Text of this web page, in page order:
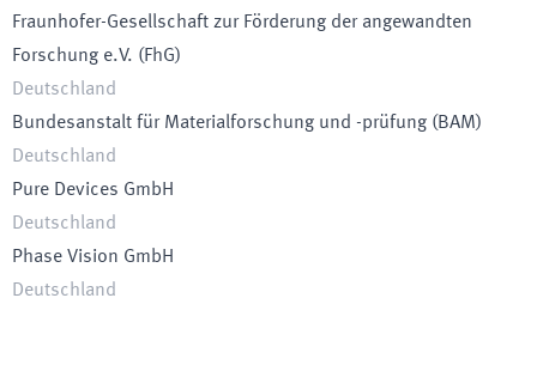
Fraunhofer-Gesellschaft zur Förderung der angewandten
Forschung e.V. (FhG)
Deutschland
Bundesanstalt für Materialforschung und -prüfung (BAM)
Deutschland
Pure Devices GmbH
Deutschland
Phase Vision GmbH
Deutschland